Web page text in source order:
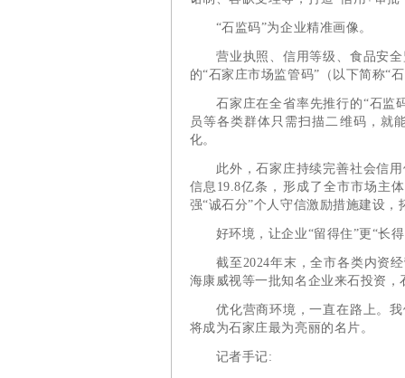
“石监码”为企业精准画像。
营业执照、信用等级、食品安全
的“石家庄市场监管码”（以下简称“
石家庄在全省率先推行的“石监码
员等各类群体只需扫描二维码，就
化。
此外，石家庄持续完善社会信用
信息19.8亿条，形成了全市市场主
强“诚石分”个人守信激励措施建设
好环境，让企业“留得住”更“长得
截至2024年末，全市各类内资经
海康威视等一批知名企业来石投资
优化营商环境，一直在路上。我
将成为石家庄最为亮丽的名片。
记者手记: